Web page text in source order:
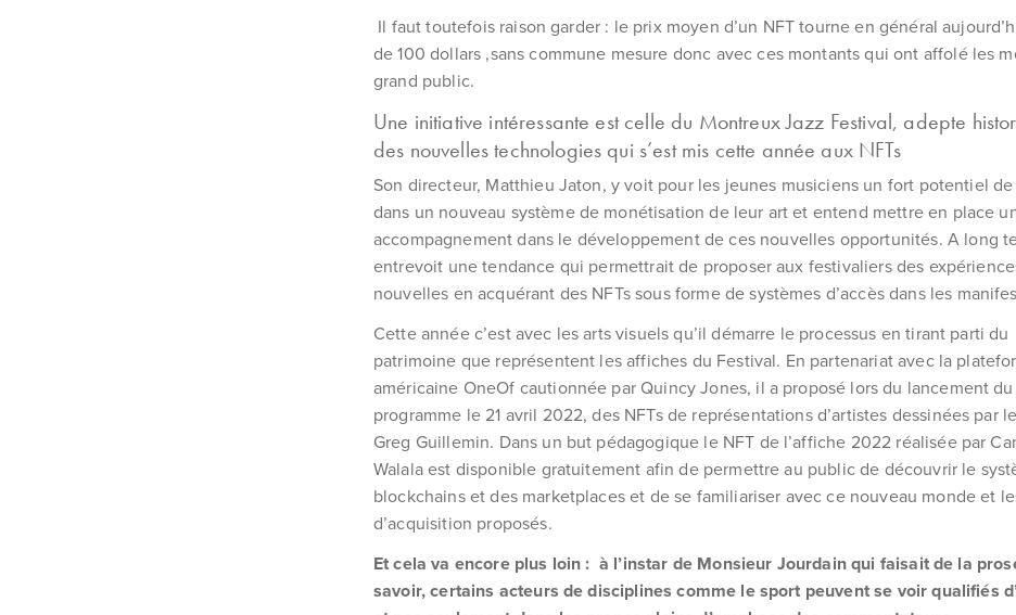
Il faut toutefois raison garder : le prix moyen d’un NFT tourne en général
de 100 dollars ,sans commune mesure donc avec ces montants qui ont affolé les
grand public.
Une initiative intéressante est celle du Montreux Jazz Festival, adepte
des nouvelles technologies qui s’est mis cette année aux NFTs
Son directeur, Matthieu Jaton, y voit pour les jeunes musiciens un fort potentiel
dans un nouveau système de monétisation de leur art et entend mettre en place
accompagnement dans le développement de ces nouvelles opportunités. A long
entrevoit une tendance qui permettrait de proposer aux festivaliers des
nouvelles en acquérant des NFTs sous forme de systèmes d’accès dans les
Cette année c’est avec les arts visuels qu’il démarre le processus en tirant parti du
patrimoine que représentent les affiches du Festival. En partenariat avec la
américaine OneOf cautionnée par Quincy Jones, il a proposé lors du lancement du
programme le 21 avril 2022, des NFTs de représentations d’artistes dessinées par
Greg Guillemin. Dans un but pédagogique le NFT de l’affiche 2022 réalisée par
Walala est disponible gratuitement afin de permettre au public de découvrir le
blockchains et des marketplaces et de se familiariser avec ce nouveau monde et
d’acquisition proposés.
Et cela va encore plus loin : à l’instar de Monsieur Jourdain qui faisait de la
savoir, certains acteurs de disciplines comme le sport peuvent se voir qualifiés